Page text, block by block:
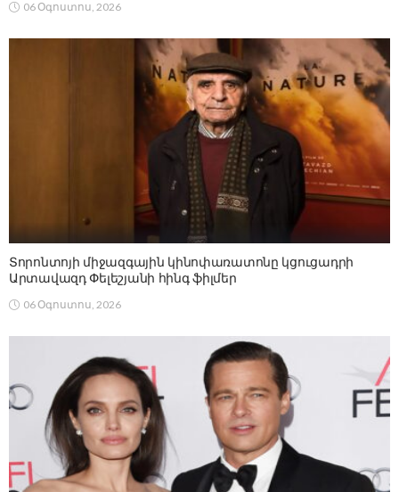
06 Օգոստոս, 2026
Տորոնտոյի միջազգային կինոփառատոնը կցուցադրի
Արտավազդ Փելեշյանի հինգ ֆիլմեր
06 Օգոստոս, 2026